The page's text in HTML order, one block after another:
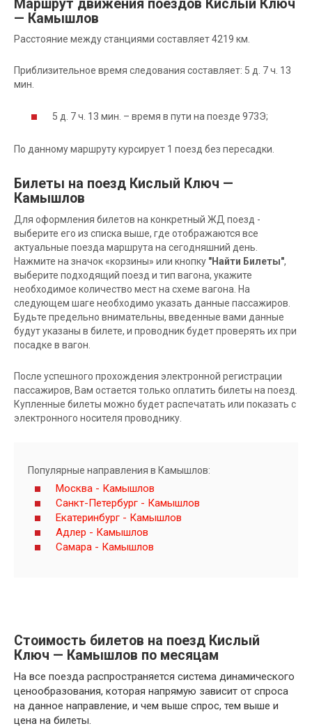
Маршрут движения поездов Кислый Ключ
— Камышлов
Расстояние между станциями составляет 4219 км.
Приблизительное время следования составляет: 5 д. 7 ч. 13
мин.
5 д. 7 ч. 13 мин. – время в пути на поезде 973Э;
По данному маршруту курсирует 1 поезд без пересадки.
Билеты на поезд Кислый Ключ —
Камышлов
Для оформления билетов на конкретный ЖД поезд -
выберите его из списка выше, где отображаются все
актуальные поезда маршрута на сегодняшний день.
Нажмите на значок «корзины» или кнопку "Найти Билеты",
выберите подходящий поезд и тип вагона, укажите
необходимое количество мест на схеме вагона. На
следующем шаге необходимо указать данные пассажиров.
Будьте предельно внимательны, введенные вами данные
будут указаны в билете, и проводник будет проверять их при
посадке в вагон.
После успешного прохождения электронной регистрации
пассажиров, Вам остается только оплатить билеты на поезд.
Купленные билеты можно будет распечатать или показать с
электронного носителя проводнику.
Популярные направления в Камышлов:
Москва - Камышлов
Санкт-Петербург - Камышлов
Екатеринбург - Камышлов
Адлер - Камышлов
Самара - Камышлов
Стоимость билетов на поезд Кислый
Ключ — Камышлов по месяцам
На все поезда распространяется система динамического
ценообразования, которая напрямую зависит от спроса
на данное направление, и чем выше спрос, тем выше и
цена на билеты.